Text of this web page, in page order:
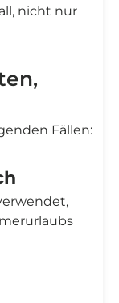
nicht nur
Fällen: